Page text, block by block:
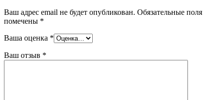
Ваш адрес email не будет опубликован. Обязательные поля
помечены *
Ваша оценка *
Ваш отзыв *